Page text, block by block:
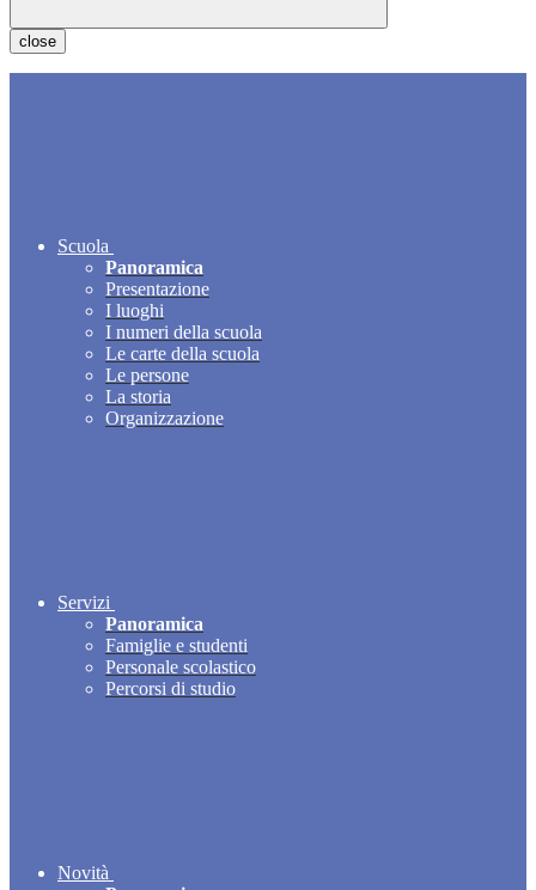
close
Scuola
Panoramica
Presentazione
I luoghi
I numeri della scuola
Le carte della scuola
Le persone
La storia
Organizzazione
Servizi
Panoramica
Famiglie e studenti
Personale scolastico
Percorsi di studio
Novità